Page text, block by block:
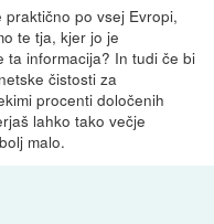
po vsej Evropi,
te tja, kjer jo je
ta informacija? In tudi če bi
čistosti za
procenti določenih
lahko tako večje
malo.